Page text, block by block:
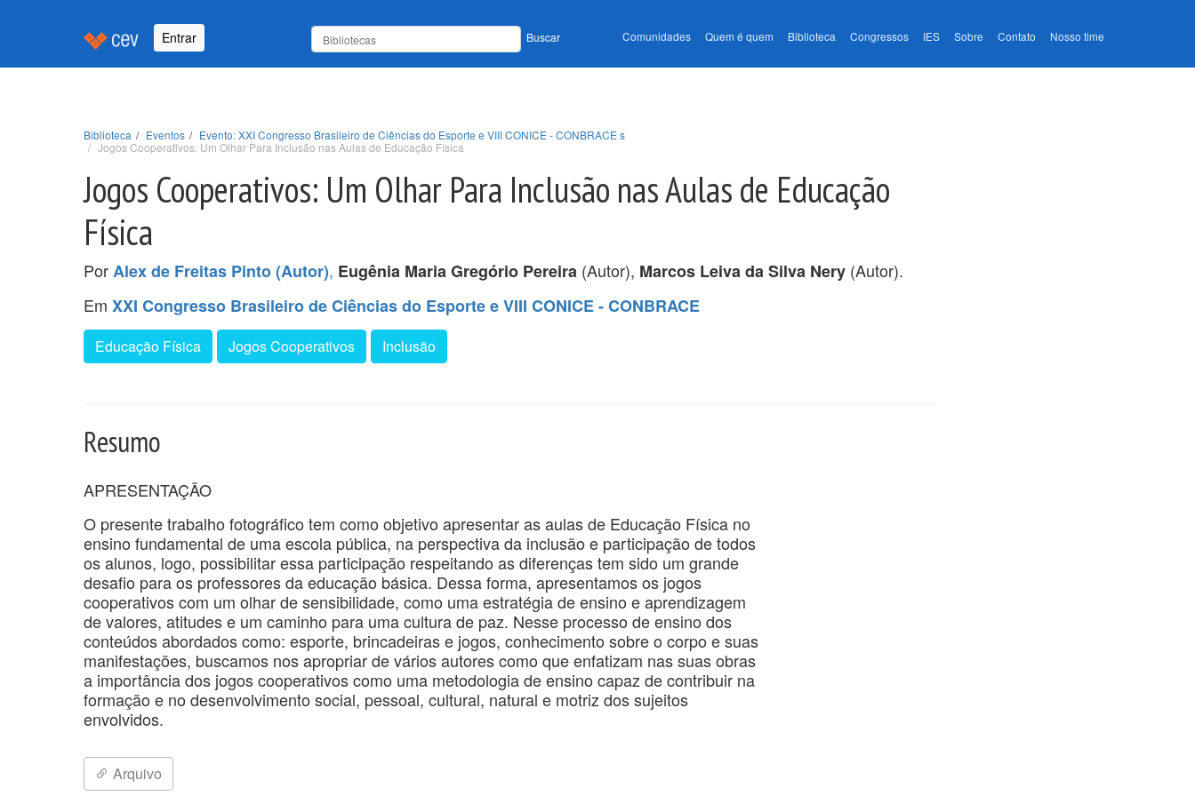
Entrar Buscar Comunidades Quem é quem Biblioteca Congressos IES Sobre Contato Nosso time
Biblioteca Eventos
Evento: XXI Congresso Brasileiro de Ciências do Esporte e VIII CONICE - CONBRACE s
Jogos Cooperativos: Um Olhar Para Inclusão nas Aulas de Educação Física
Jogos Cooperativos: Um Olhar Para Inclusão nas Aulas de Educação
Física
PorAlex de Freitas Pinto (Autor), Eugênia Maria Gregório Pereira (Autor), Marcos Leiva da Silva Nery (Autor).
Em XXI Congresso Brasileiro de Ciências do Esporte e VIII CONICE - CONBRACE
Educação Física Jogos Cooperativos Inclusão
Resumo
APRESENTAÇÃO
O presente trabalho fotográfico tem como objetivo apresentar as aulas de Educação Física no
ensino fundamental de uma escola pública, na perspectiva da inclusão e participação de todos
os alunos, logo, possibilitar essa participação respeitando as diferenças tem sido um grande
desafio para os professores da educação básica. Dessa forma, apresentamos os jogos
cooperativos com um olhar de sensibilidade, como uma estratégia de ensino e aprendizagem
de valores, atitudes e um caminho para uma cultura de paz. Nesse processo de ensino dos
conteúdos abordados como: esporte, brincadeiras e jogos, conhecimento sobre o corpo e suas
manifestações, buscamos nos apropriar de vários autores como que enfatizam nas suas obras
a importância dos jogos cooperativos como uma metodologia de ensino capaz de contribuir na
formação e no desenvolvimento social, pessoal, cultural, natural e motriz dos sujeitos
envolvidos.
Arquivo